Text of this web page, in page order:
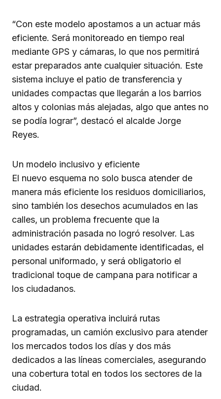
“Con este modelo apostamos a un actuar más
eficiente. Será monitoreado en tiempo real
mediante GPS y cámaras, lo que nos permitirá
estar preparados ante cualquier situación. Este
sistema incluye el patio de transferencia y
unidades compactas que llegarán a los barrios
altos y colonias más alejadas, algo que antes no
se podía lograr”, destacó el alcalde Jorge
Reyes.
Un modelo inclusivo y eficiente
El nuevo esquema no solo busca atender de
manera más eficiente los residuos domiciliarios,
sino también los desechos acumulados en las
calles, un problema frecuente que la
administración pasada no logró resolver. Las
unidades estarán debidamente identificadas, el
personal uniformado, y será obligatorio el
tradicional toque de campana para notificar a
los ciudadanos.
La estrategia operativa incluirá rutas
programadas, un camión exclusivo para atender
los mercados todos los días y dos más
dedicados a las líneas comerciales, asegurando
una cobertura total en todos los sectores de la
ciudad.